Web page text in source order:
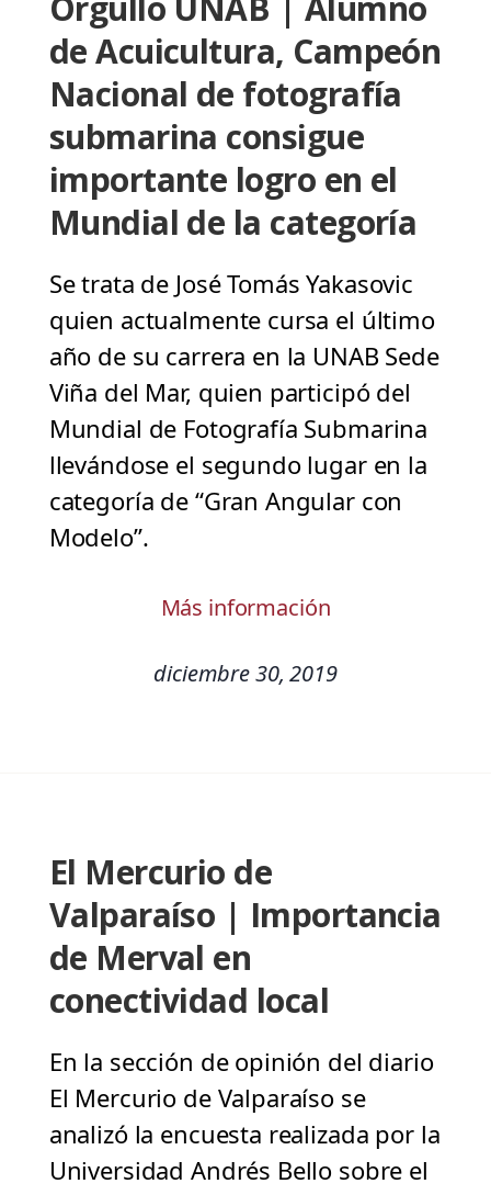
de Acuicultura, Campeón
Nacional de fotografía
submarina consigue
importante logro en el
Mundial de la categoría
Se trata de José Tomás Yakasovic
quien actualmente cursa el último
año de su carrera en la UNAB Sede
Viña del Mar, quien participó del
Mundial de Fotografía Submarina
llevándose el segundo lugar en la
categoría de “Gran Angular con
Modelo”.
Más información
diciembre 30, 2019
El Mercurio de
Valparaíso | Importancia
de Merval en
conectividad local
En la sección de opinión del diario
El Mercurio de Valparaíso se
analizó la encuesta realizada por la
Universidad Andrés Bello sobre el